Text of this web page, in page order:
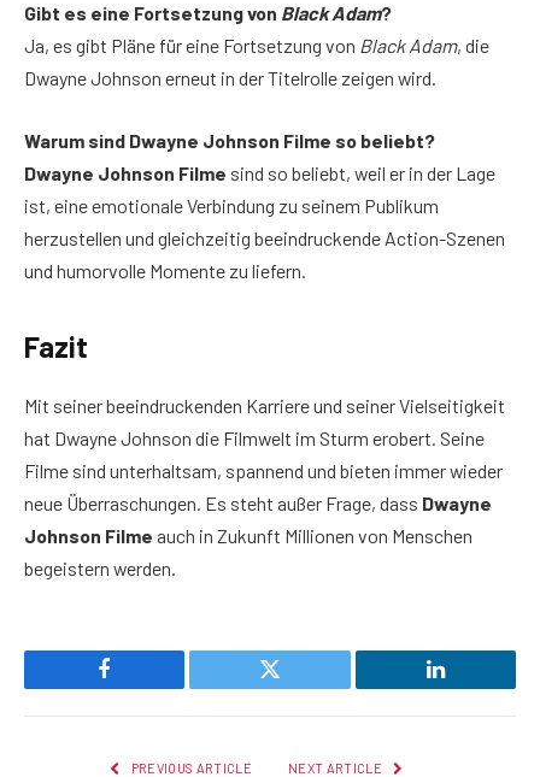
Gibt es eine Fortsetzung von Black Adam?
Ja, es gibt Pläne für eine Fortsetzung von Black Adam, die
Dwayne Johnson erneut in der Titelrolle zeigen wird.
Warum sind Dwayne Johnson Filme so beliebt?
Dwayne Johnson Filme sind so beliebt, weil er in der Lage
ist, eine emotionale Verbindung zu seinem Publikum
herzustellen und gleichzeitig beeindruckende Action-Szenen
und humorvolle Momente zu liefern.
Fazit
Mit seiner beeindruckenden Karriere und seiner Vielseitigkeit
hat Dwayne Johnson die Filmwelt im Sturm erobert. Seine
Filme sind unterhaltsam, spannend und bieten immer wieder
neue Überraschungen. Es steht außer Frage, dass Dwayne
Johnson Filme auch in Zukunft Millionen von Menschen
begeistern werden.
Facebook Twitter LinkedIn
PREVIOUS ARTICLE NEXT ARTICLE